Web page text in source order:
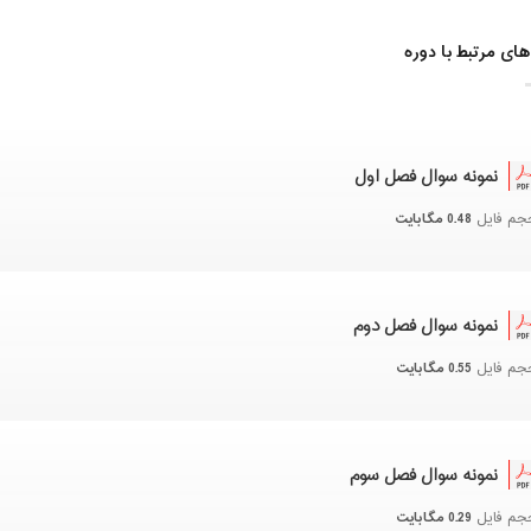
مرتبط با دوره
نمونه سوال فصل اول
فایل 0.48 مگابایت
نمونه سوال فصل دوم
فایل 0.55 مگابایت
نمونه سوال فصل سوم
فایل 0.29 مگابایت